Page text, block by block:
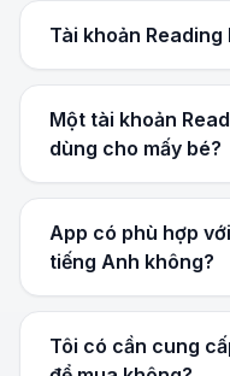
Tài khoản
Một tài khoản
dùng cho mấy bé?
App có phù hợp
tiếng Anh không?
Tôi có cần cung